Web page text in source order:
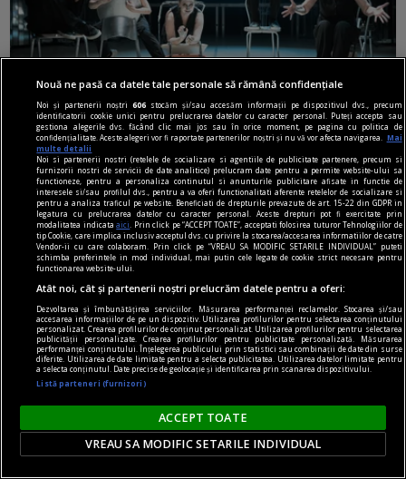
rosencrantz & co.
Teatru de cartier
Dorința de a surprinde tabloul social în
complexitatea lui, cu toate conexiunile dintre
fenomene, are însă și un revers.
Oana STOICA
Nouă ne pasă ca datele tale personale să rămână confidențiale
Noi și partenerii noștri606 stocăm și/sau accesăm informații pe dispozitivul dvs., precum
identificatorii cookie unici pentru prelucrarea datelor cu caracter personal. Puteți accepta sau
gestiona alegerile dvs. făcând clic mai jos sau în orice moment, pe pagina cu politica de
confidențialitate. Aceste alegeri vor fi raportate partenerilor noștri și nu vă vor afecta navigarea.
Mai
multe detalii
Noi si partenerii nostri (retelele de socializare si agentiile de publicitate partenere, precum si
furnizorii nostri de servicii de date analitice) prelucram date pentru a permite website-ului sa
functioneze, pentru a personaliza continutul si anunturile publicitare afisate in functie de
interesele si/sau profilul dvs., pentru a va oferi functionalitati aferente retelelor de socializare si
pentru a analiza traficul pe website. Beneficiati de drepturile prevazute de art. 15-22 din GDPR in
legatura cu prelucrarea datelor cu caracter personal. Aceste drepturi pot fi exercitate prin
modalitatea indicataaici
. Prin click pe “ACCEPT TOATE”, acceptati folosirea tuturor Tehnologiilor de
tip Cookie, care implica inclusiv acceptul dvs. cu privire la stocarea/accesarea informatiilor de catre
Vendor-ii cu care colaboram. Prin click pe “VREAU SA MODIFIC SETARILE INDIVIDUAL” puteti
schimba preferintele in mod individual, mai putin cele legate de cookie strict necesare pentru
functionarea website-ului.
Atât noi, cât și partenerii noștri prelucrăm datele pentru a oferi:
Dezvoltarea și îmbunătățirea serviciilor. Măsurarea performanței reclamelor. Stocarea și/sau
accesarea informațiilor de pe un dispozitiv. Utilizarea profilurilor pentru selectarea conținutului
personalizat. Crearea profilurilor de conținut personalizat. Utilizarea profilurilor pentru selectarea
publicității personalizate. Crearea profilurilor pentru publicitate personalizată. Măsurarea
performanței conținutului. Înțelegerea publicului prin statistici sau combinații de date din surse
diferite. Utilizarea de date limitate pentru a selecta publicitatea. Utilizarea datelor limitate pentru
a selecta conținutul. Date precise de geolocație și identificarea prin scanarea dispozitivului.
Listă parteneri (furnizori)
ACCEPT TOATE
VREAU SA MODIFIC SETARILE INDIVIDUAL